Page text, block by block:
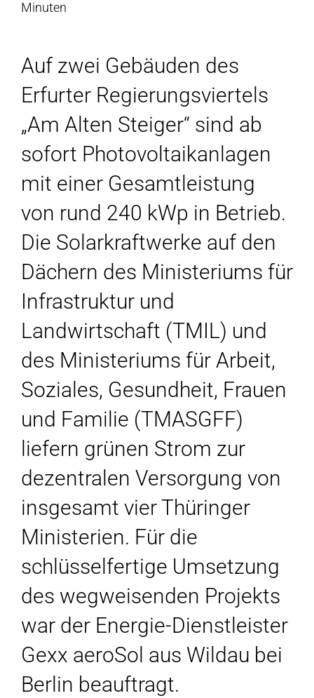
Minuten
Auf zwei Gebäuden des
Erfurter Regierungsviertels
„Am Alten Steiger“ sind ab
sofort Photovoltaikanlagen
mit einer Gesamtleistung
von rund 240 kWp in Betrieb.
Die Solarkraftwerke auf den
Dächern des Ministeriums für
Infrastruktur und
Landwirtschaft (TMIL) und
des Ministeriums für Arbeit,
Soziales, Gesundheit, Frauen
und Familie (TMASGFF)
liefern grünen Strom zur
dezentralen Versorgung von
insgesamt vier Thüringer
Ministerien. Für die
schlüsselfertige Umsetzung
des wegweisenden Projekts
war der Energie-Dienstleister
Gexx aeroSol aus Wildau bei
Berlin beauftragt.